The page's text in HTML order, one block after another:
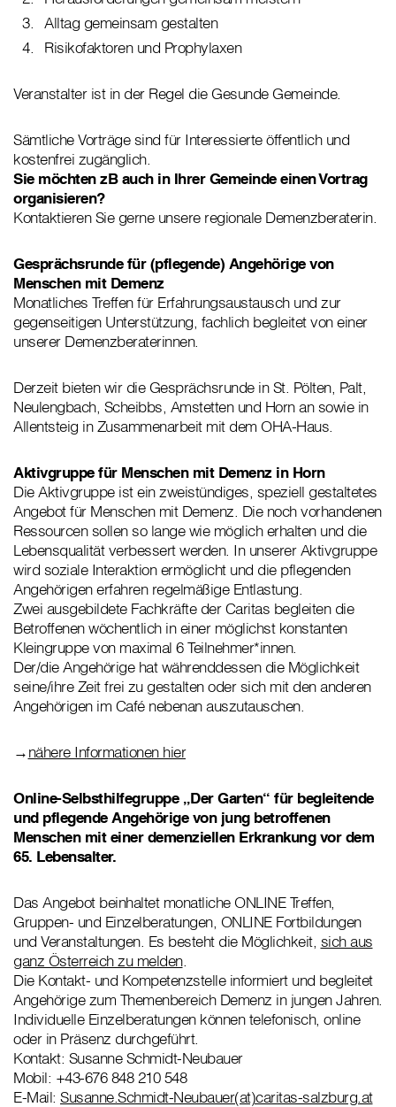
Alltag gemeinsam gestalten
Risikofaktoren und Prophylaxen
Veranstalter ist in der Regel die Gesunde Gemeinde.
Sämtliche Vorträge sind für Interessierte öffentlich und
kostenfrei zugänglich.
Sie möchten zB auch in Ihrer Gemeinde einen Vortrag
organisieren?
Kontaktieren Sie gerne unsere regionale Demenzberaterin.
Gesprächsrunde für (pflegende) Angehörige von
Menschen mit Demenz
Monatliches Treffen für Erfahrungsaustausch und zur
gegenseitigen Unterstützung, fachlich begleitet von einer
unserer Demenzberaterinnen.
Derzeit bieten wir die Gesprächsrunde in St. Pölten, Palt,
Neulengbach, Scheibbs, Amstetten und Horn an sowie in
Allentsteig in Zusammenarbeit mit dem OHA-Haus.
Aktivgruppe für Menschen mit Demenz in Horn
Die Aktivgruppe ist ein zweistündiges, speziell gestaltetes
Angebot für Menschen mit Demenz. Die noch vorhandenen
Ressourcen sollen so lange wie möglich erhalten und die
Lebensqualität verbessert werden. In unserer Aktivgruppe
wird soziale Interaktion ermöglicht und die pflegenden
Angehörigen erfahren regelmäßige Entlastung.
Zwei ausgebildete Fachkräfte der Caritas begleiten die
Betroffenen wöchentlich in einer möglichst konstanten
Kleingruppe von maximal 6 Teilnehmer*innen.
Der/die Angehörige hat währenddessen die Möglichkeit
seine/ihre Zeit frei zu gestalten oder sich mit den anderen
Angehörigen im Café nebenan auszutauschen.
→nähere Informationen hier
Online-Selbsthilfegruppe „Der Garten“ für begleitende
und pflegende Angehörige von jung betroffenen
Menschen mit einer demenziellen Erkrankung vor dem
65. Lebensalter.
Das Angebot beinhaltet monatliche ONLINE Treffen,
Gruppen- und Einzelberatungen, ONLINE Fortbildungen
und Veranstaltungen. Es besteht die Möglichkeit, sich aus
ganz Österreich zu melden.
Die Kontakt- und Kompetenzstelle informiert und begleitet
Angehörige zum Themenbereich Demenz in jungen Jahren.
Individuelle Einzelberatungen können telefonisch, online
oder in Präsenz durchgeführt.
Kontakt: Susanne Schmidt-Neubauer
Mobil: +43-676 848 210 548
E-Mail: Susanne.Schmidt-Neubauer(at)caritas-salzburg.at